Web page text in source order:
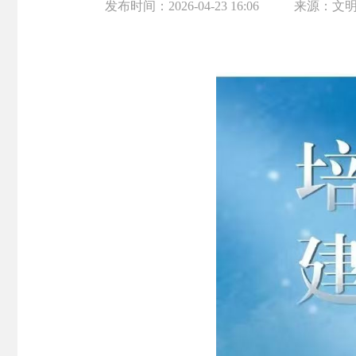
发布时间： 2026-04-23 16:06 来源： 文